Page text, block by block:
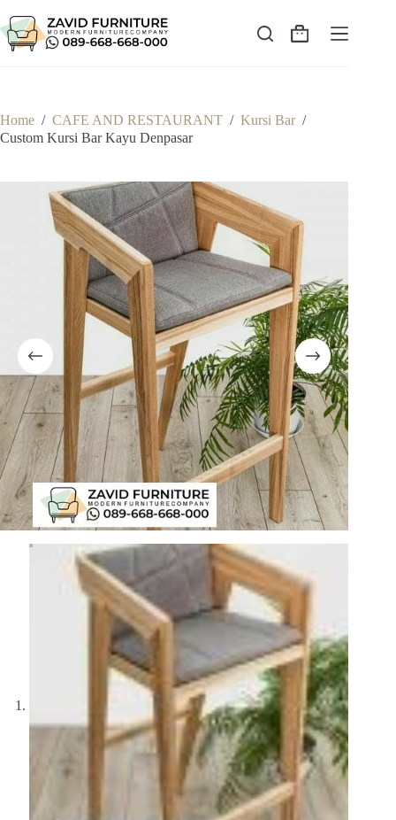
to
content
Shopping
Home / CAFE AND RESTAURANT / Kursi Bar /
Custom Kursi Bar Kayu Denpasar